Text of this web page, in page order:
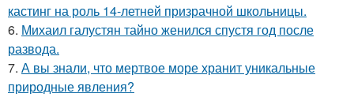
кастинг на роль 14-летней призрачной школьницы.
6. Михаил галустян тайно женился спустя год после
развода.
7. А вы знали, что мертвое море хранит уникальные
природные явления?